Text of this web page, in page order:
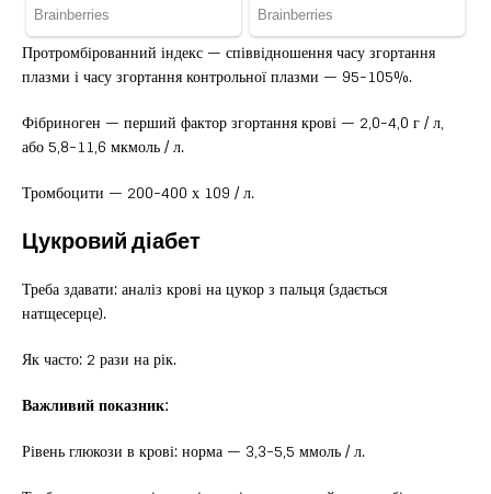
Протромбірованний індекс — співвідношення часу згортання
плазми і часу згортання контрольної плазми — 95-105%.
Фібриноген — перший фактор згортання крові — 2,0-4,0 г / л,
або 5,8-11,6 мкмоль / л.
Тромбоцити — 200-400 х 109 / л.
Цукровий діабет
Треба здавати: аналіз крові на цукор з пальця (здається
натщесерце).
Як часто: 2 рази на рік.
Важливий показник:
Рівень глюкози в крові: норма — 3,3-5,5 ммоль / л.